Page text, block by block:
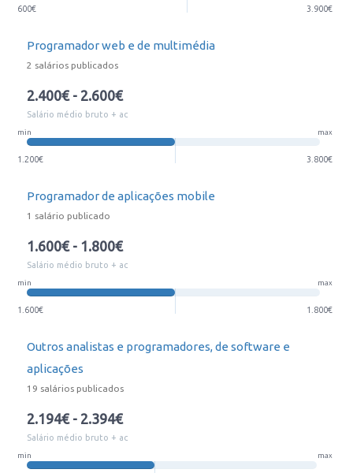
600€ 3.900€
Programador web e de multimédia
2 salários publicados
2.400€ - 2.600€
Salário médio bruto + ac
min max
1.200€ 3.800€
Programador de aplicações mobile
1 salário publicado
1.600€ - 1.800€
Salário médio bruto + ac
min max
1.600€ 1.800€
Outros analistas e programadores, de software e
aplicações
19 salários publicados
2.194€ - 2.394€
Salário médio bruto + ac
min max